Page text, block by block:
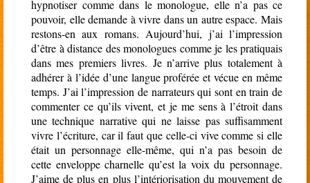
hypnotiser comme dans le monologue, elle n’a pas ce
pouvoir, elle demande à vivre dans un autre espace. Mais
restons-en aux romans. Aujourd’hui, j’ai l’impression
d’être à distance des monologues comme je les pratiquais
dans mes premiers livres. Je n’arrive plus totalement à
adhérer à l’idée d’une langue proférée et vécue en même
temps. J’ai l’impression de narrateurs qui sont en train de
commenter ce qu’ils vivent, et je me sens à l’étroit dans
une technique narrative qui ne laisse pas suffisamment
vivre l’écriture, car il faut que celle-ci vive comme si elle
était un personnage elle-même, qui n’a pas besoin de
cette enveloppe charnelle qu’est la voix du personnage.
J’aime de plus en plus l’intériorisation du mouvement de